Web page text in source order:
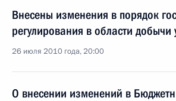
Внесены изменения в порядок
регулирования в области добычи
26 июля 2010 года, 20:00
О внесении изменений в